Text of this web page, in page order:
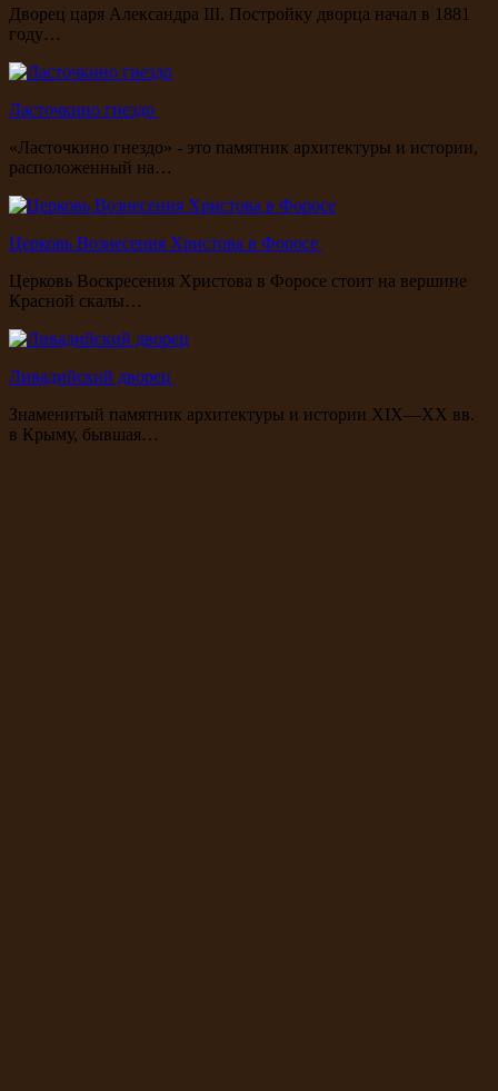
Дворец царя Александра III. Постройку дворца начал в 1881
году…
Ласточкино гнездо
«Ласточкино гнездо» - это памятник архитектуры и истории,
расположенный на…
Церковь Вознесения Христова в Форосе
Церковь Воскресения Христова в Форосе стоит на вершине
Красной скалы…
Ливадийский дворец
Знаменитый памятник архитектуры и истории XIX—XX вв.
в Крыму, бывшая…